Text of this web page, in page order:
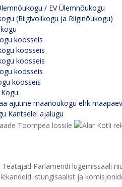
/ EV Ülemnõukogu
(Riigivolikogu ja Riiginõukogu)
koosseis
koosseis
koosseis
koosseis
koosseis
ajutine maanõukogu ehk maapäev
Kantselei ajalugu
istungisaalist ja